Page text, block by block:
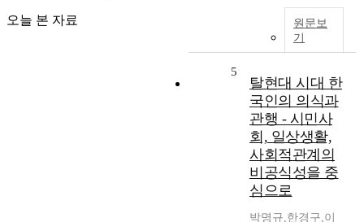
오늘 본 자료
원문보
기
5
탈현대 시대 한
국인의 의식과
관행 - 시민사
회, 일상생활,
사회적관계의
비공식성을 중
심으로
박명규,한경구,이